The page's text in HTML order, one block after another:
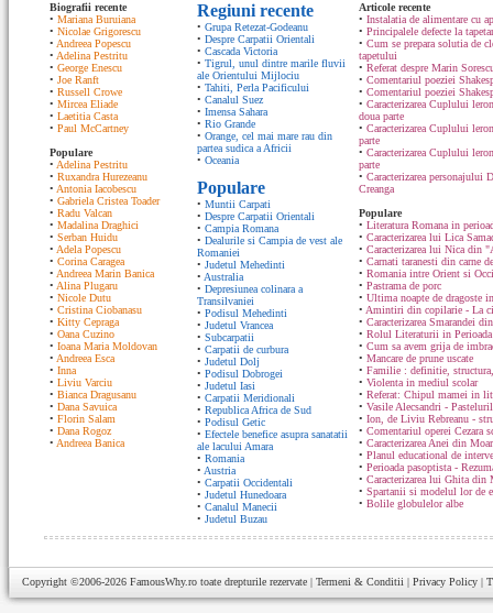
Biografii recente
• Mariana Buruiana
• Nicolae Grigorescu
• Andreea Popescu
• Adelina Pestritu
• George Enescu
• Joe Ranft
• Russell Crowe
• Mircea Eliade
• Laetitia Casta
• Paul McCartney
Populare
• Adelina Pestritu
• Ruxandra Hurezeanu
• Antonia Iacobescu
• Gabriela Cristea Toader
• Radu Valcan
• Madalina Draghici
• Serban Huidu
• Adela Popescu
• Corina Caragea
• Andreea Marin Banica
• Alina Plugaru
• Nicole Dutu
• Cristina Ciobanasu
• Kitty Cepraga
• Oana Cuzino
• Ioana Maria Moldovan
• Andreea Esca
• Inna
• Liviu Varciu
• Bianca Dragusanu
• Dana Savuica
• Florin Salam
• Dana Rogoz
• Andreea Banica
Regiuni recente
• Grupa Retezat-Godeanu
• Despre Carpatii Orientali
• Cascada Victoria
• Tigrul, unul dintre marile fluvii
ale Orientului Mijlociu
• Tahiti, Perla Pacificului
• Canalul Suez
• Imensa Sahara
• Rio Grande
• Orange, cel mai mare rau din
partea sudica a Africii
• Oceania
Populare
• Muntii Carpati
• Despre Carpatii Orientali
• Campia Romana
• Dealurile si Campia de vest ale
Romaniei
• Judetul Mehedinti
• Australia
• Depresiunea colinara a
Transilvaniei
• Podisul Mehedinti
• Judetul Vrancea
• Subcarpatii
• Carpatii de curbura
• Judetul Dolj
• Podisul Dobrogei
• Judetul Iasi
• Carpatii Meridionali
• Republica Africa de Sud
• Podisul Getic
• Efectele benefice asupra sanatatii
ale lacului Amara
• Romania
• Austria
• Carpatii Occidentali
• Judetul Hunedoara
• Canalul Manecii
• Judetul Buzau
Articole recente
• Instalatia de alimentare cu
• Principalele defecte la
• Cum se prepara solutia de
tapetului
• Referat despre Marin
• Comentariul poeziei
• Comentariul poeziei
• Caracterizarea Cuplului
doua parte
• Caracterizarea Cuplului
parte
• Caracterizarea Cuplului
parte
• Caracterizarea personajului
Creanga
Populare
• Literatura Romana in
• Caracterizarea lui Lica
• Caracterizarea lui Nica din
• Carnati taranesti din carne
• Romania intre Orient si
• Pastrama de porc
• Ultima noapte de dragoste
• Amintiri din copilarie - La
• Caracterizarea Smarandei
• Rolul Literaturii in Perioada
• Cum sa avem grija de
• Mancare de prune uscate
• Familie : definitie,
• Violenta in mediul scolar
• Referat: Chipul mamei in
• Vasile Alecsandri -
• Ion, de Liviu Rebreanu -
• Comentariul operei Cezara
• Caracterizarea Anei din
• Planul educational de
• Perioada pasoptista -
• Caracterizarea lui Ghita din
• Spartanii si modelul lor de
• Bolile globulelor albe
Copyright ©2006-2026 FamousWhy.ro toate drepturile rezervate | Termeni & Conditii | Privacy Policy |